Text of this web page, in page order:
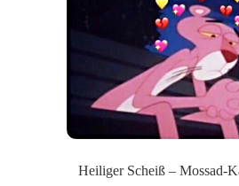
Heiliger Scheiß – Mossad-